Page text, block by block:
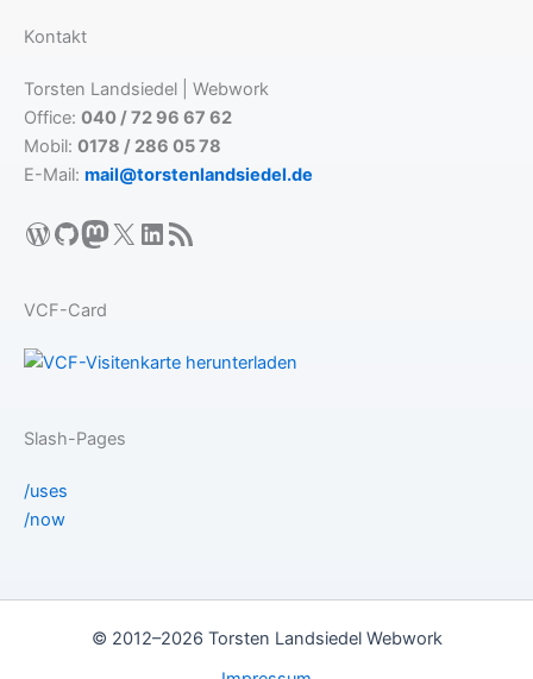
Kontakt
Torsten Landsiedel | Webwork
Office: 040 / 72 96 67 62
Mobil: 0178 / 286 05 78
E-Mail: mail@torstenlandsiedel.de
WordPress
GitHub
Mastodon
X LinkedIn
RSS-Feed
VCF-Card
Slash-Pages
/uses
/now
© 2012–2026 Torsten Landsiedel Webwork